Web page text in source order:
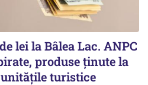
lei la Bâlea Lac. ANPC
produse ținute la
turistice